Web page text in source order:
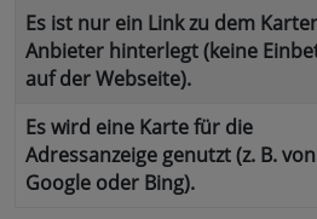
Es ist nur ein Link zu dem
Anbieter hinterlegt (keine
auf der Webseite).
Es wird eine Karte für die
Adressanzeige genutzt (z. B. von
Google oder Bing).